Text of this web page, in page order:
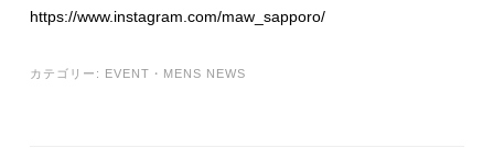
https://www.instagram.com/maw_sapporo/
カテゴリー: EVENT ・ MENS NEWS